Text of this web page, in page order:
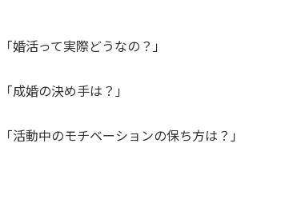
「婚活って実際どうなの？」
「成婚の決め手は？」
「活動中のモチベーションの保ち方は？」